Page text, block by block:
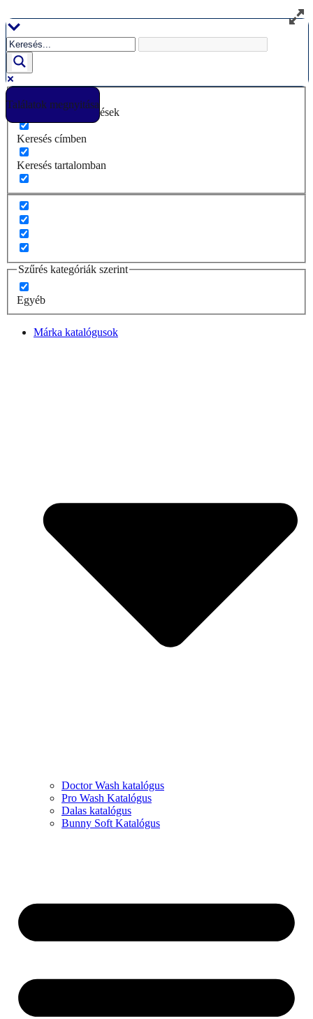
a
tartalomhoz
Találatok megnyitása
Csak pontos egyezések
Keresés címben
Keresés tartalomban
Szűrés kategóriák szerint
Egyéb
Márka katalógusok
Doctor Wash katalógus
Pro Wash Katalógus
Dalas katalógus
Bunny Soft Katalógus